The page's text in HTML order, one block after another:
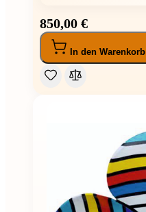
850,00 €
In den Warenkorb